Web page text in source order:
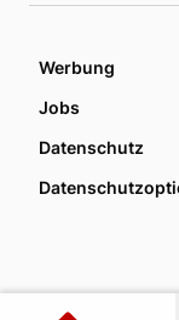
Werbung
Jobs
Datenschutz